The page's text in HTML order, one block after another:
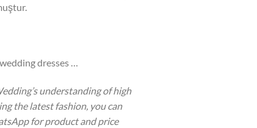
dresses …
understanding of high
the latest fashion, you can
for product and price